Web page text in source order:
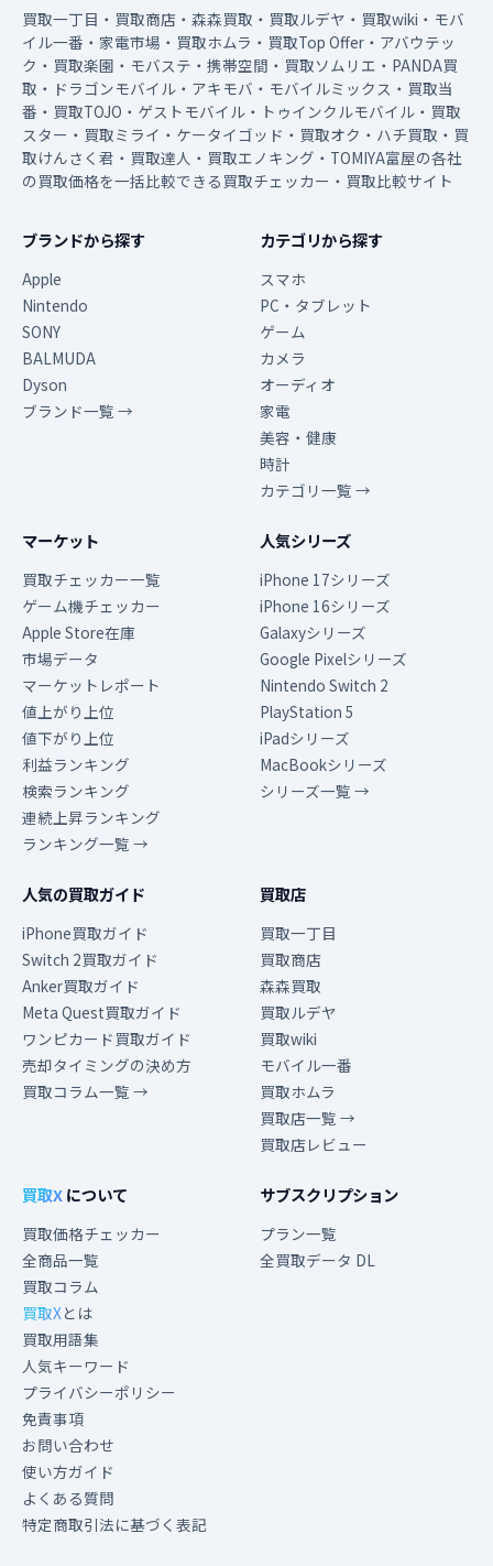
買取一丁目・買取商店・森森買取・買取ルデヤ・買取wiki・モバ
イル一番・家電市場・買取ホムラ・買取Top Offer・アバウテッ
ク・買取楽園・モバステ・携帯空間・買取ソムリエ・PANDA買
取・ドラゴンモバイル・アキモバ・モバイルミックス・買取当
番・買取TOJO・ゲストモバイル・トゥインクルモバイル・買取
スター・買取ミライ・ケータイゴッド・買取オク・ハチ買取・買
取けんさく君・買取達人・買取エノキング・TOMIYA富屋の各社
の買取価格を一括比較できる買取チェッカー・買取比較サイト
ブランドから探す
Apple
Nintendo
SONY
BALMUDA
Dyson
ブランド一覧 →
カテゴリから探す
スマホ
PC・タブレット
ゲーム
カメラ
オーディオ
家電
美容・健康
時計
カテゴリ一覧 →
マーケット
買取チェッカー一覧
ゲーム機チェッカー
Apple Store在庫
市場データ
マーケットレポート
値上がり上位
値下がり上位
利益ランキング
検索ランキング
連続上昇ランキング
ランキング一覧 →
人気シリーズ
iPhone 17シリーズ
iPhone 16シリーズ
Galaxyシリーズ
Google Pixelシリーズ
Nintendo Switch 2
PlayStation 5
iPadシリーズ
MacBookシリーズ
シリーズ一覧 →
人気の買取ガイド
iPhone買取ガイド
Switch 2買取ガイド
Anker買取ガイド
Meta Quest買取ガイド
ワンピカード買取ガイド
売却タイミングの決め方
買取コラム一覧 →
買取店
買取一丁目
買取商店
森森買取
買取ルデヤ
買取wiki
モバイル一番
買取ホムラ
買取店一覧 →
買取店レビュー
買取Xについて
買取価格チェッカー
全商品一覧
買取コラム
買取Xとは
買取用語集
人気キーワード
プライバシーポリシー
免責事項
お問い合わせ
使い方ガイド
よくある質問
特定商取引法に基づく表記
サブスクリプション
プラン一覧
全買取データ DL